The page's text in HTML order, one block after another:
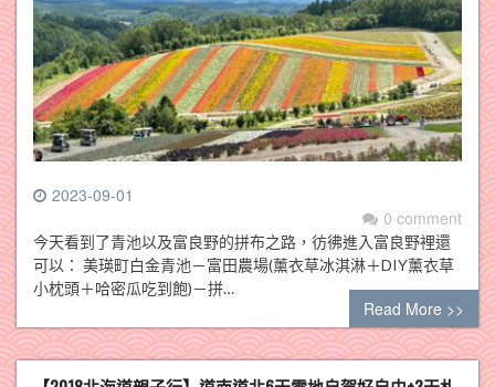
2023-09-01
0 comment
今天看到了青池以及富良野的拼布之路，彷彿進入富良野裡還
可以： 美瑛町白金青池－富田農場(薰衣草冰淇淋＋DIY薰衣草
小枕頭＋哈密瓜吃到飽)－拼…
Read More >>